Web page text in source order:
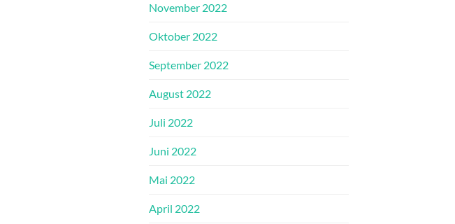
November 2022
Oktober 2022
September 2022
August 2022
Juli 2022
Juni 2022
Mai 2022
April 2022